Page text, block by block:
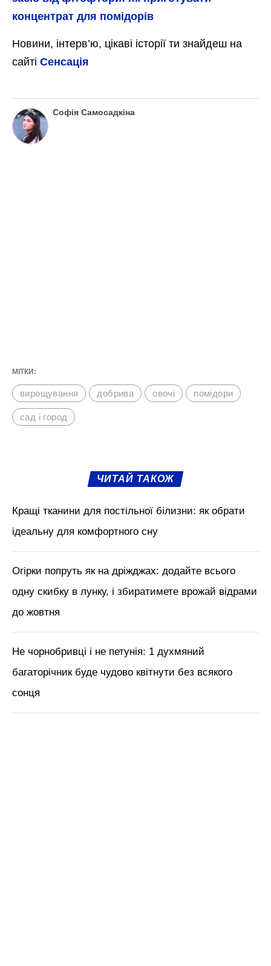
концентрат для помідорів
Новини, інтерв’ю, цікаві історії ти знайдеш на
сайті Сенсація
Софія Самосадкіна
МІТКИ:
вирощування добрива овочі помідори
сад і город
ЧИТАЙ ТАКОЖ
Кращі тканини для постільної білизни: як обрати
ідеальну для комфортного сну
Огірки попруть як на дріжджах: додайте всього
одну скибку в лунку, і збиратимете врожай відрами
до жовтня
Не чорнобривці і не петунія: 1 духмяний
багаторічник буде чудово квітнути без всякого
сонця